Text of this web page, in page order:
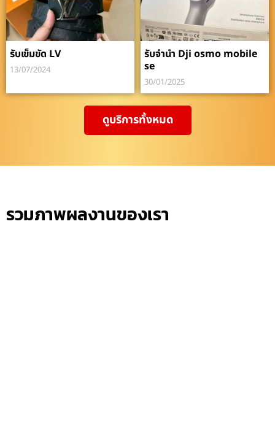
รับเข็มขัด LV
13/07/2024
รับจำนำ Dji osmo mobile
se
30/01/2025
ดูบริการทั้งหมด
รวมภาพผลงานของเรา